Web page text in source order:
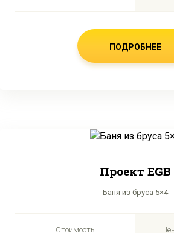
ПОДРОБНЕЕ
Проект EGB
Баня из бруса 5×4
Стоимость